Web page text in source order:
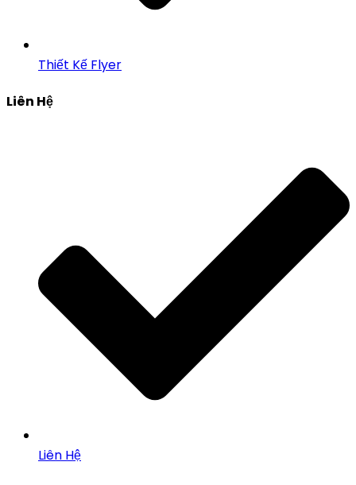
Thiết Kế Flyer
Liên Hệ
Liên Hệ